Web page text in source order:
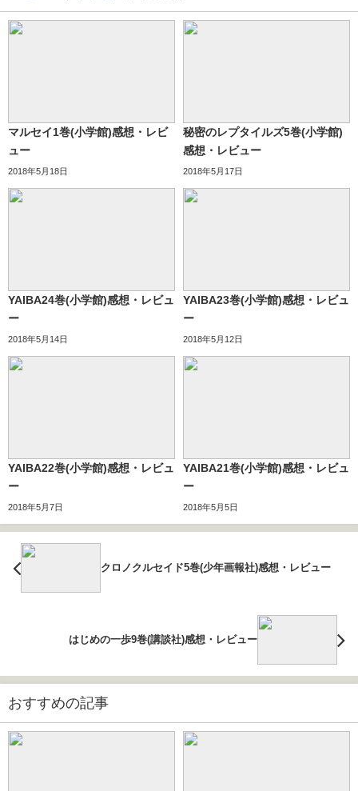
マルセイ1巻(小学館)感想・レビ
ュー
2018年5月18日
秘密のレプタイルズ5巻(小学館)
感想・レビュー
2018年5月17日
YAIBA24巻(小学館)感想・レビュ
ー
2018年5月14日
YAIBA23巻(小学館)感想・レビュ
ー
2018年5月12日
YAIBA22巻(小学館)感想・レビュ
ー
2018年5月7日
YAIBA21巻(小学館)感想・レビュ
ー
2018年5月5日
クロノクルセイド5巻(少年画報社)感想・レビュー
はじめの一歩9巻(講談社)感想・レビュー
おすすめの記事